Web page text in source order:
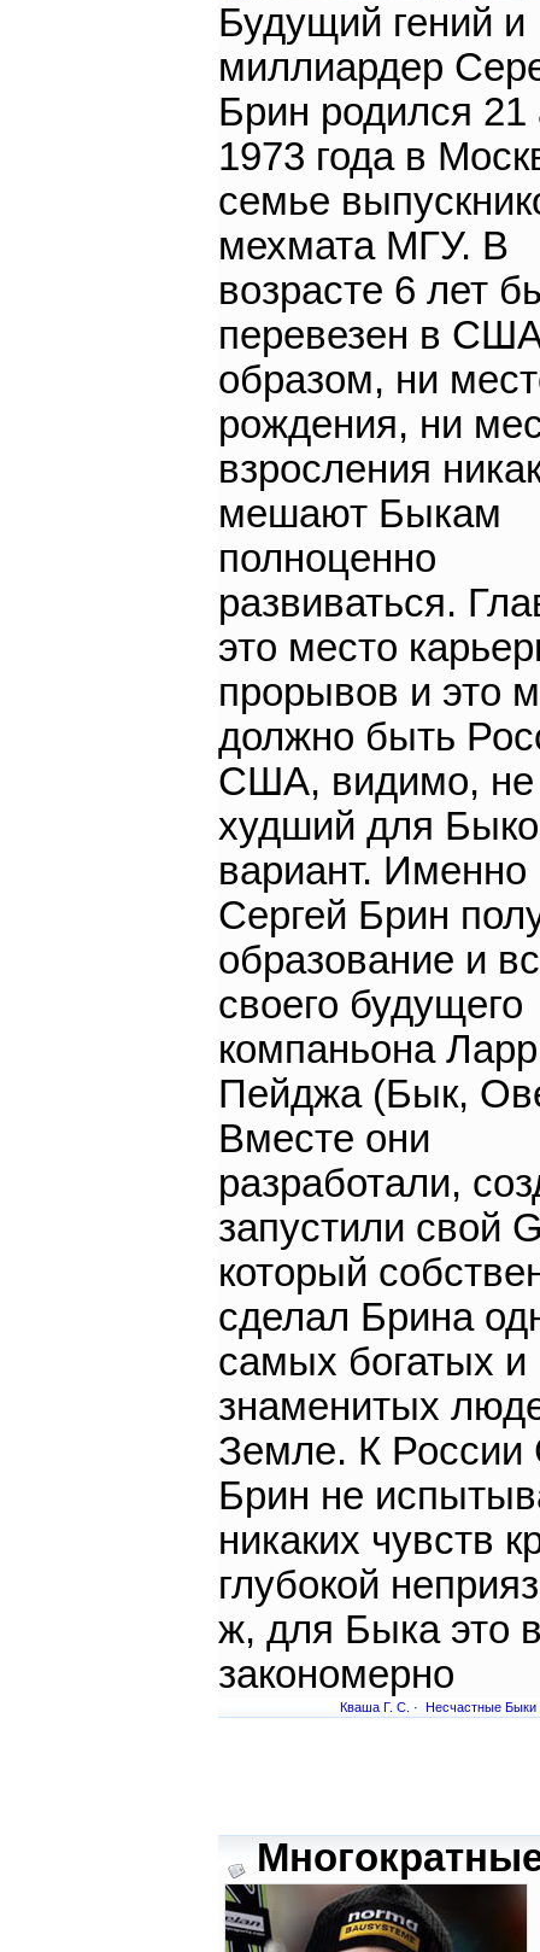
Будущий гений и
миллиардер
Брин родился 21
1973 года в
семье
мехмата МГУ. В
возрасте 6 лет
перевезен в
образом, ни
рождения, ни
взросления
мешают Быкам
полноценно
развиваться.
это место
прорывов и это
должно быть
США, видимо, не
худший для
вариант.
Сергей Брин
образование и
своего будущего
компаньона
Пейджа (Бык,
Вместе они
разработали,
запустили свой
который
сделал Брина
самых богатых и
знаменитых
Земле. К России
Брин не
никаких чувств
глубокой
ж, для Быка это
закономерно
Кваша Г. С. · Несчастные Быки